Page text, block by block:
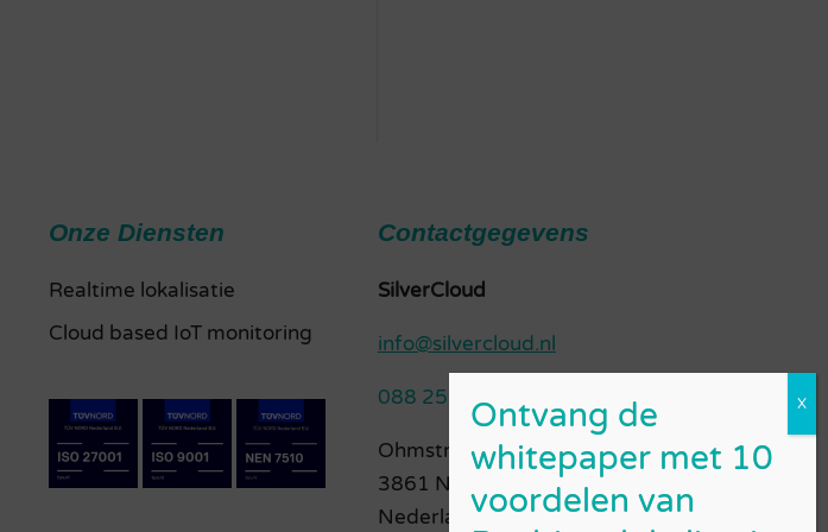
Onze Diensten
Realtime lokalisatie
Cloud based IoT monitoring
Contactgegevens
SilverCloud
info@silvercloud.nl
088 256 00 50
Ohmstraat 18-A
3861 NB, Nijkerk
Nederland